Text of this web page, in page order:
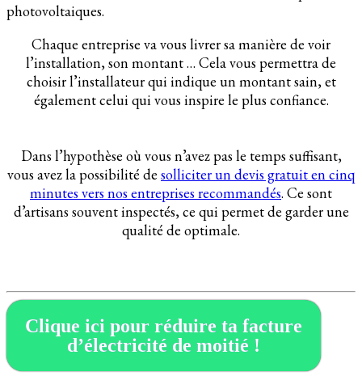
photovoltaiques.
Chaque entreprise va vous livrer sa manière de voir
l’installation, son montant … Cela vous permettra de
choisir l’installateur qui indique un montant sain, et
également celui qui vous inspire le plus confiance.
Dans l’hypothèse où vous n’avez pas le temps suffisant,
vous avez la possibilité de solliciter un devis gratuit en cinq
minutes vers nos entreprises recommandés. Ce sont
d’artisans souvent inspectés, ce qui permet de garder une
qualité de optimale.
Clique ici pour réduire ta facture
d’électricité de moitié !